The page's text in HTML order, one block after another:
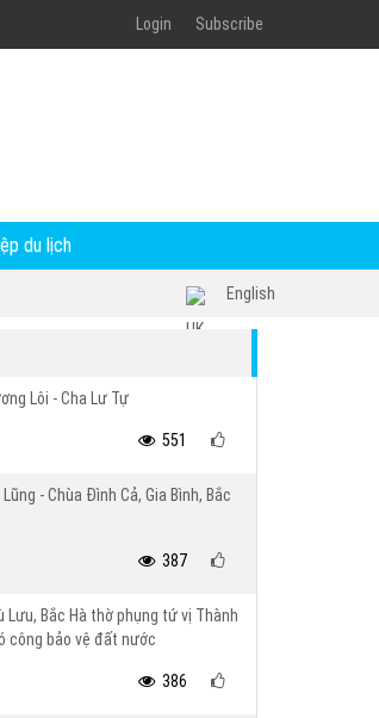
Login Subscribe
du lịch
English
Lôi - Cha Lư Tự
551
- Chùa Đình Cả, Gia Bình, Bắc
387
Lưu, Bắc Hà thờ phụng tứ vị Thành
công bảo vệ đất nước
386